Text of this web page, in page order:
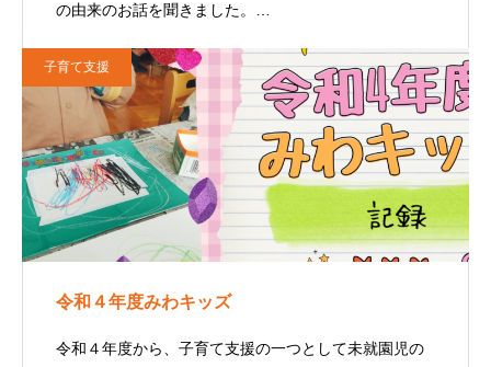
の由来のお話を聞きました。…
子育て支援
令和４年度みわキッズ
令和４年度から、子育て支援の一つとして未就園児の